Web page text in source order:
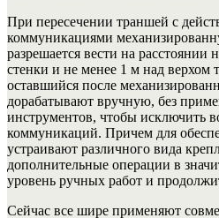
При пересечении траншей с
коммуникациями
разрешается вести на расстоянии
стенки и не менее 1 м над верхом
оставшийся после
дорабатывают вручную, без
инструментов, чтобы исключить
коммуникаций. Причем для
устраивают различного вида
дополнительные операции в
уровень ручных работ и
Сейчас все шире применяют